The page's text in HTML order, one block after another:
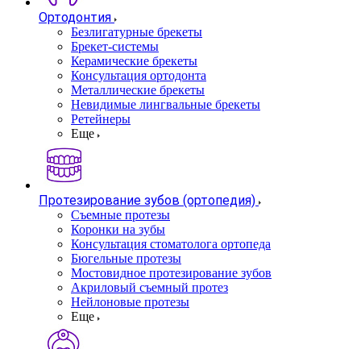
Ортодонтия
Безлигатурные брекеты
Брекет-системы
Керамические брекеты
Консультация ортодонта
Металлические брекеты
Невидимые лингвальные брекеты
Ретейнеры
Еще
Протезирование зубов (ортопедия)
Съемные протезы
Коронки на зубы
Консультация стоматолога ортопеда
Бюгельные протезы
Мостовидное протезирование зубов
Акриловый съемный протез
Нейлоновые протезы
Еще